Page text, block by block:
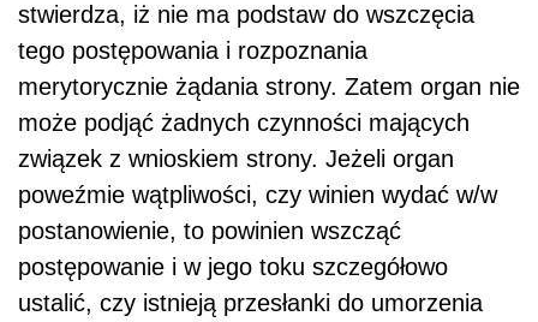
stwierdza, iż nie ma podstaw do wszczęcia
tego postępowania i rozpoznania
merytorycznie żądania strony. Zatem organ nie
może podjąć żadnych czynności mających
związek z wnioskiem strony. Jeżeli organ
poweźmie wątpliwości, czy winien wydać w/w
postanowienie, to powinien wszcząć
postępowanie i w jego toku szczegółowo
ustalić, czy istnieją przesłanki do umorzenia